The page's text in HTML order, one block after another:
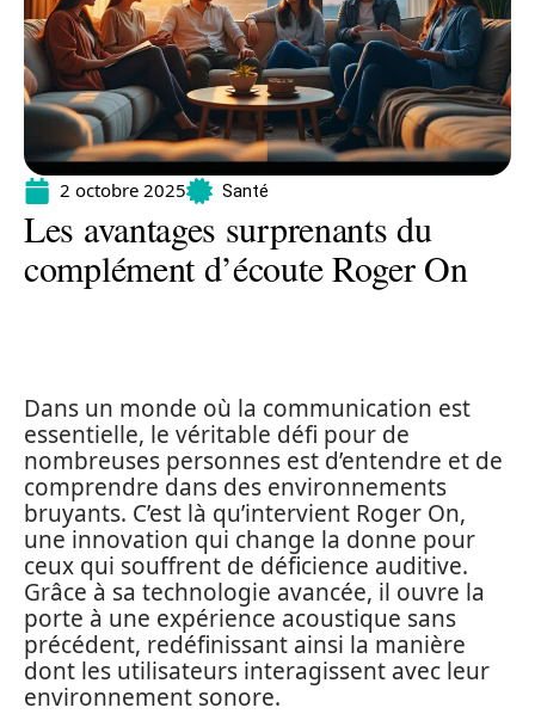
2 octobre 2025 Santé
Les avantages surprenants du
complément d’écoute Roger On
Dans un monde où la communication est
essentielle, le véritable défi pour de
nombreuses personnes est d’entendre et de
comprendre dans des environnements
bruyants. C’est là qu’intervient Roger On,
une innovation qui change la donne pour
ceux qui souffrent de déficience auditive.
Grâce à sa technologie avancée, il ouvre la
porte à une expérience acoustique sans
précédent, redéfinissant ainsi la manière
dont les utilisateurs interagissent avec leur
environnement sonore.